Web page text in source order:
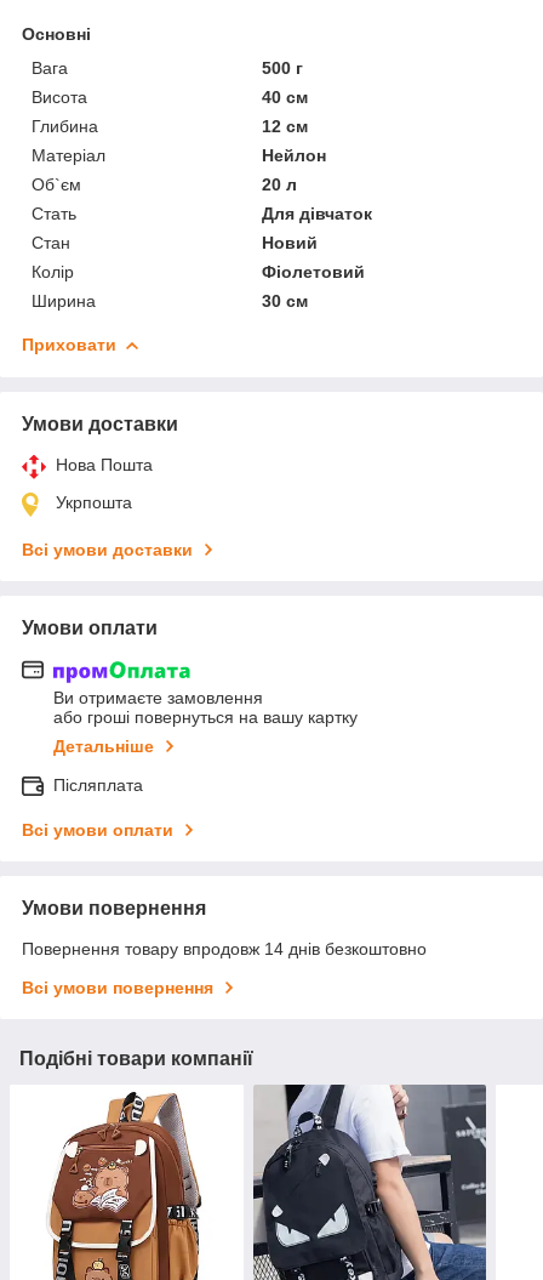
Основні
Вага
500 г
Висота
40 см
Глибина
12 см
Матеріал
Нейлон
Об`єм
20 л
Стать
Для дівчаток
Стан
Новий
Колір
Фіолетовий
Ширина
30 см
Приховати
Умови доставки
Нова Пошта
Укрпошта
Всі умови доставки
Умови оплати
Ви отримаєте замовлення
або гроші повернуться на вашу картку
Детальніше
Післяплата
Всі умови оплати
Умови повернення
Повернення товару впродовж 14 днів безкоштовно
Всі умови повернення
Подібні товари компанії